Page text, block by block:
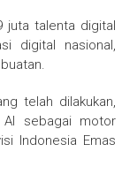
juta talenta digital
digital nasional,
telah dilakukan,
AI sebagai motor
Indonesia Emas